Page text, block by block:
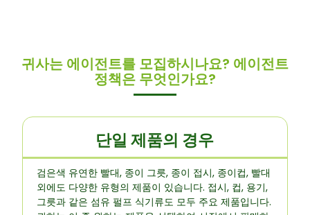
귀사는 에이전트를 모집하시나요? 에이전트
정책은 무엇인가요?
단일 제품의 경우
검은색 유연한 빨대, 종이 그릇, 종이 접시, 종이컵, 빨대
외에도 다양한 유형의 제품이 있습니다. 접시, 컵, 용기,
그릇과 같은 섬유 펄프 식기류도 모두 주요 제품입니다.